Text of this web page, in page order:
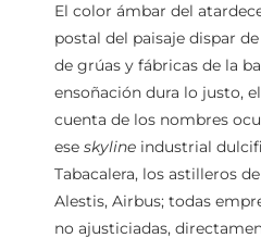
El color ámbar del
postal del paisaje dispar
de grúas y fábricas de la
ensoñación dura lo justo,
cuenta de los nombres
ese skyline industrial
Tabacalera, los astilleros
Alestis, Airbus; todas
no ajusticiadas,